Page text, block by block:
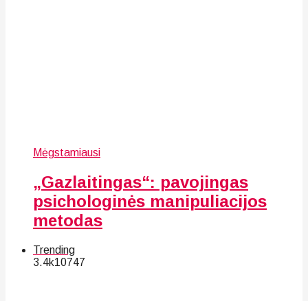
Mėgstamiausi
„Gazlaitingas“: pavojingas
psichologinės manipuliacijos
metodas
Trending
3.4k10747